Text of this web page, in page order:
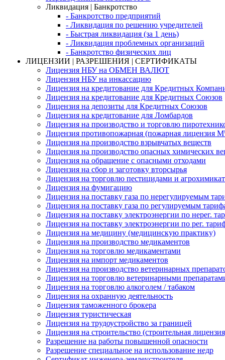
Ликвидация | Банкротство
- Банкротство предприятий
- Ликвидация по решению учредителей
- Быстрая ликвидация (за 1 день)
- Ликвидация проблемных организаций
- Банкротство физических лиц
ЛИЦЕНЗИИ | РАЗРЕШЕНИЯ | СЕРТИФИКАТЫ
Лицензия НБУ на ОБМЕН ВАЛЮТ
Лицензия НБУ на инкассацию
Лицензия на кредитование для Кредитных
Лицензия на кредитование для Кредитных Союзов
Лицензия на депозиты для Кредитных Союзов
Лицензия на кредитование для Ломбардов
Лицензия на производство и торговлю
Лицензия противопожарная (пожарная лицензия
Лицензия на производство взрывчатых веществ
Лицензия на производство опасных химических
Лицензия на обращение с опасными отходами
Лицензия на сбор и заготовку вторсырья
Лицензия на торговлю пестицидами и
Лицензия на фумигацию
Лицензия на поставку газа по нерегулируемым
Лицензия на поставку газа по регулируемым
Лицензия на поставку электроэнергии по нерег.
Лицензия на поставку электроэнергии по рег.
Лицензия на медицину (медицинскую практику)
Лицензия на производство медикаментов
Лицензия на торговлю медикаментами
Лицензия на импорт медикаментов
Лицензия на производство ветеринарных
Лицензия на торговлю ветеринарными
Лицензия на торговлю алкоголем / табаком
Лицензия на охранную деятельность
Лицензия таможенного брокера
Лицензия туристическая
Лицензия на трудоустройство за границей
Лицензия на строительство (строительная
Разрешение на работы повышенной опасности
Разрешение специальное на использование недр